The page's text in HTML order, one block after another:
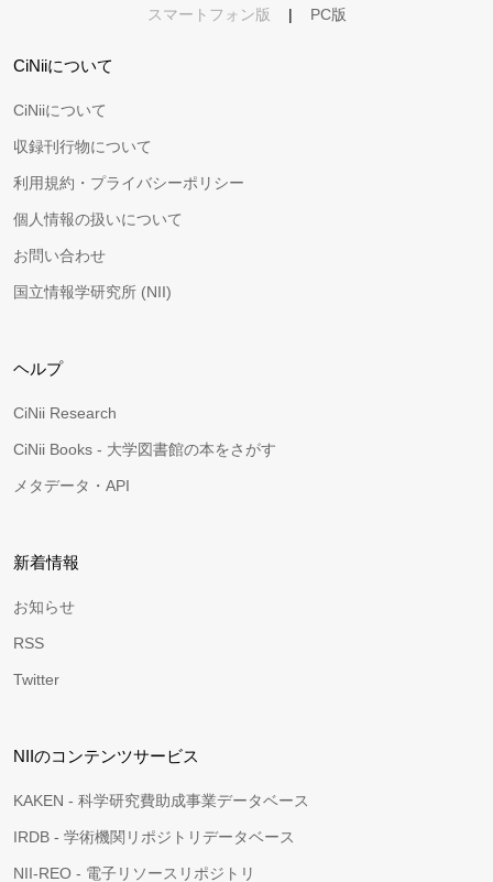
スマートフォン版 | PC版
CiNiiについて
CiNiiについて
収録刊行物について
利用規約・プライバシーポリシー
個人情報の扱いについて
お問い合わせ
国立情報学研究所 (NII)
ヘルプ
CiNii Research
CiNii Books - 大学図書館の本をさがす
メタデータ・API
新着情報
お知らせ
RSS
Twitter
NIIのコンテンツサービス
KAKEN - 科学研究費助成事業データベース
IRDB - 学術機関リポジトリデータベース
NII-REO - 電子リソースリポジトリ